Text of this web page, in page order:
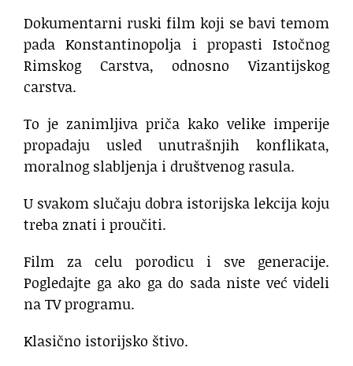
Dokumentarni ruski film koji se bavi temom
pada Konstantinopolja i propasti Istočnog
Rimskog Carstva, odnosno Vizantijskog
carstva.
To je zanimljiva priča kako velike imperije
propadaju usled unutrašnjih konflikata,
moralnog slabljenja i društvenog rasula.
U svakom slučaju dobra istorijska lekcija koju
treba znati i proučiti.
Film za celu porodicu i sve generacije.
Pogledajte ga ako ga do sada niste već videli
na TV programu.
Klasično istorijsko štivo.